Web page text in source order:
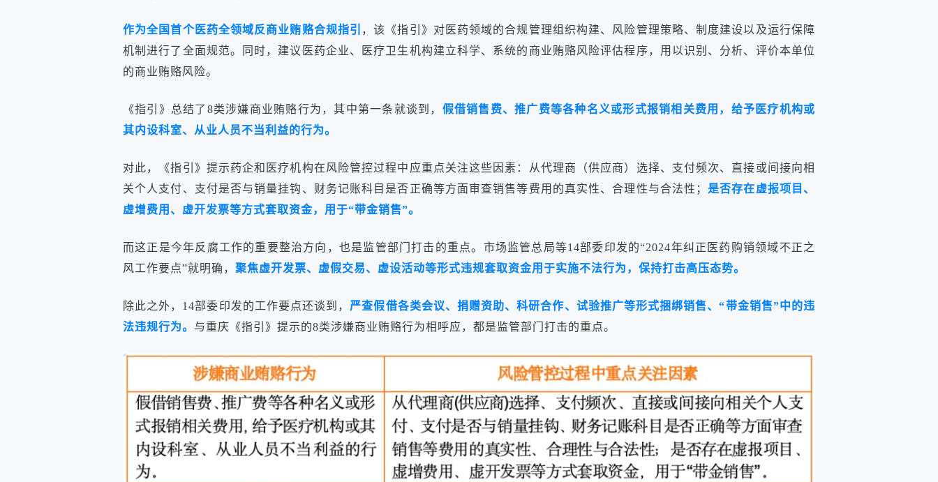
作为全国首个医药全领域反商业贿赂合规指引 ，该《指引》对医药领域的合规管理组织构建、风险管理策略、制度建设以及运行保障
机制进行了全面规范。同时，建议医药企业、医疗卫生机构建立科学、系统的商业贿赂风险评估程序，用以识别、分析、评价本单位
的商业贿赂风险。
《指引》总结了8类涉嫌商业贿赂行为，其中第一条就谈到， 假借销售费、推广费等各种名义或形式报销相关费用，给予医疗机构或
其内设科室、从业人员不当利益的行为。
对此，《指引》提示药企和医疗机构在风险管控过程中应重点关注这些因素：从代理商（供应商）选择、支付频次、直接或间接向相
关个人支付、支付是否与销量挂钩、财务记账科目是否正确等方面审查销售等费用的真实性、合理性与合法性； 是否存在虚报项目、
虚增费用、虚开发票等方式套取资金，用于“带金销售”。
而这正是今年反腐工作的重要整治方向，也是监管部门打击的重点。市场监管总局等14部委印发的“2024年纠正医药购销领域不正之
风工作要点”就明确， 聚焦虚开发票、虚假交易、虚设活动等形式违规套取资金用于实施不法行为，保持打击高压态势。
除此之外，14部委印发的工作要点还谈到， 严查假借各类会议、捐赠资助、科研合作、试验推广等形式捆绑销售、“带金销售”中的违
法违规行为。 与重庆《指引》提示的8类涉嫌商业贿赂行为相呼应，都是监管部门打击的重点。